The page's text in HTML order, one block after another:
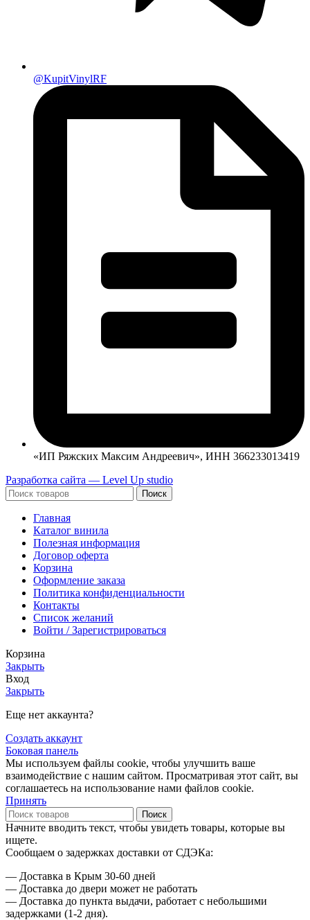
@KupitVinylRF
«ИП Ряжских Максим Андреевич», ИНН 366233013419
Разработка сайта — Level Up studio
Поиск
Главная
Каталог винила
Полезная информация
Договор оферта
Корзина
Оформление заказа
Политика конфиденциальности
Контакты
Список желаний
Войти / Зарегистрироваться
Корзина
Закрыть
Вход
Закрыть
Еще нет аккаунта?
Создать аккаунт
Боковая панель
Мы используем файлы cookie, чтобы улучшить ваше
взаимодействие с нашим сайтом. Просматривая этот сайт, вы
соглашаетесь на использование нами файлов cookie.
Принять
Поиск
Начните вводить текст, чтобы увидеть товары, которые вы
ищете.
Сообщаем о задержках доставки от СДЭКа:
— Доставка в Крым 30-60 дней
— Доставка до двери может не работать
— Доставка до пункта выдачи, работает с небольшими
задержками (1-2 дня).